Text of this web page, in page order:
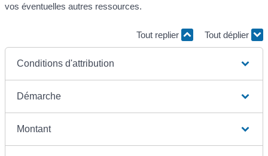
vos éventuelles autres ressources.
Tout replier Tout déplier
Conditions d'attribution
Démarche
Montant